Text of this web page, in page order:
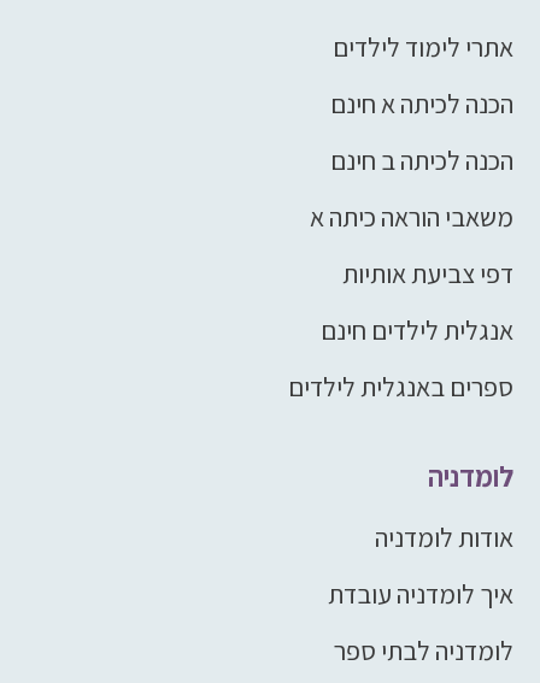
אתרי לימוד לילדים
הכנה לכיתה א חינם
הכנה לכיתה ב חינם
משאבי הוראה כיתה א
דפי צביעת אותיות
אנגלית לילדים חינם
ספרים באנגלית לילדים
לומדניה
אודות לומדניה
איך לומדניה עובדת
לומדניה לבתי ספר